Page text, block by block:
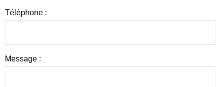
Téléphone :
Message :